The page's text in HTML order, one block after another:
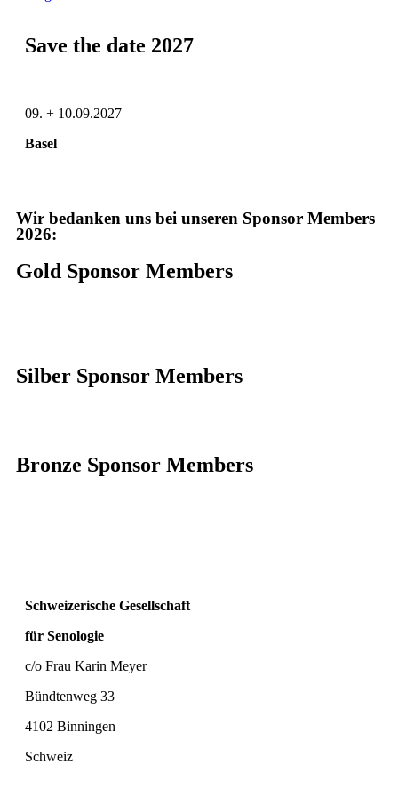
Save the date 2027
09. + 10.09.2027
Basel
Wir bedanken uns bei unseren Sponsor Members
2026:
Gold Sponsor Members
Silber Sponsor Members
Bronze Sponsor Members
Schweizerische Gesellschaft
für Senologie
c/o Frau Karin Meyer
Bündtenweg 33
4102 Binningen
Schweiz